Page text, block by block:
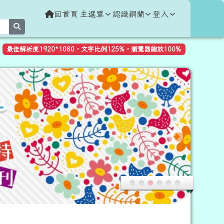
回首頁 主選單 認識銅蘭 登入
最佳解析度1920*1080，文字比例125%，瀏覽器縮放100%